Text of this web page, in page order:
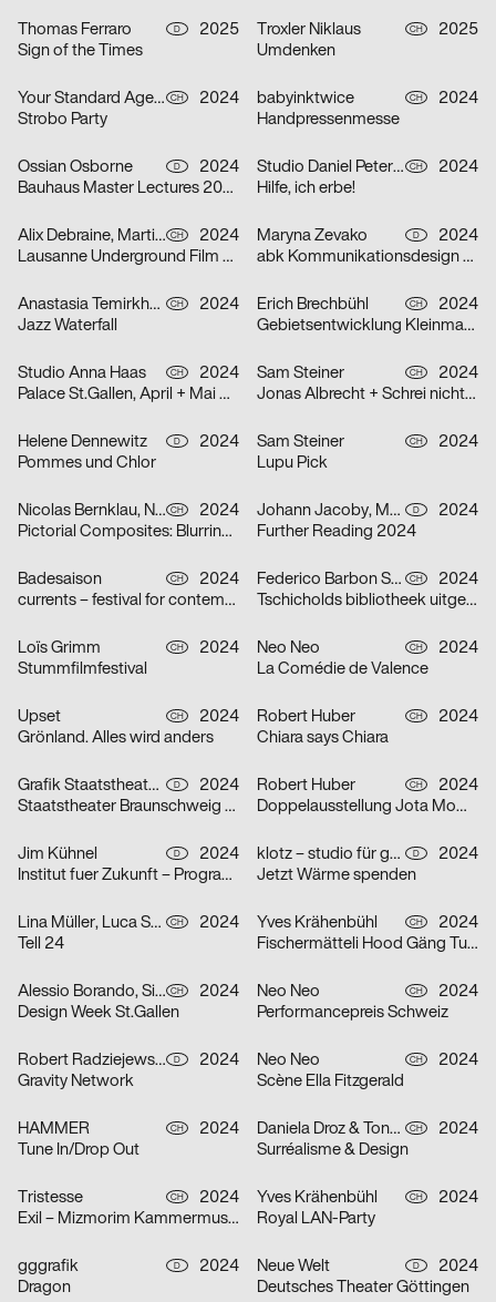
Thomas Ferraro D
2025
Sign of the Times
Troxler Niklaus CH
2025
Umdenken
Your Standard Agency CH
2024
Strobo Party
babyinktwice CH
2024
Handpressenmesse
Ossian Osborne D
2024
Bauhaus Master Lectures 2024
Studio Daniel Peter, Alice Kolb CH
2024
Hilfe, ich erbe!
Alix Debraine, Martial Grin CH
2024
Lausanne Underground Film & Music Festival (LUFF) 2024
Maryna Zevako D
2024
abk Kommunikationsdesign Workshops
Anastasia Temirkhan CH
2024
Jazz Waterfall
Erich Brechbühl CH
2024
Gebietsentwicklung Kleinmatt-/Bireggstrasse
Studio Anna Haas CH
2024
Palace St.Gallen, April + Mai 2024
Sam Steiner CH
2024
Jonas Albrecht + Schrei nicht so Orkestra
Helene Dennewitz D
2024
Pommes und Chlor
Sam Steiner CH
2024
Lupu Pick
Nicolas Bernklau, Nina Flaitz CH
2024
Pictorial Composites: Blurring Boundaries – Ambiguous Realities
Johann Jacoby, Mark van Leeuwen D
2024
Further Reading 2024
Badesaison CH
2024
currents – festival for contemporary music
Federico Barbon Studio CH
2024
Tschicholds bibliotheek uitgepakt
Loïs Grimm CH
2024
Stummfilmfestival
Neo Neo CH
2024
La Comédie de Valence
Upset CH
2024
Grönland. Alles wird anders
Robert Huber CH
2024
Chiara says Chiara
Grafik Staatstheater Braunschweig, Running Water Creative Group, Studio Max Kuwertz D
2024
Staatstheater Braunschweig „Die Hölle ist leer, alle Teufel sind hier“
Robert Huber CH
2024
Doppelausstellung Jota Mombaça & Steffani Jemison
Jim Kühnel D
2024
Institut fuer Zukunft – Programmplakate
klotz – studio für gestaltung D
2024
Jetzt Wärme spenden
Lina Müller, Luca Schenardi, Wietlisbach Sophie CH
2024
Tell 24
Yves Krähenbühl CH
2024
Fischermätteli Hood Gäng Turbo-Tour
Alessio Borando, Sino Borando CH
2024
Design Week St.Gallen
Neo Neo CH
2024
Performancepreis Schweiz
Robert Radziejewski, Michal Veltruský D
2024
Gravity Network
Neo Neo CH
2024
Scène Ella Fitzgerald
HAMMER CH
2024
Tune In/Drop Out
Daniela Droz & Tonatiuh Ambrosetti, Neo Neo CH
2024
Surréalisme & Design
Tristesse CH
2024
Exil – Mizmorim Kammermusik Festival Basel
Yves Krähenbühl CH
2024
Royal LAN-Party
gggrafik D
2024
Dragon
Neue Welt D
2024
Deutsches Theater Göttingen